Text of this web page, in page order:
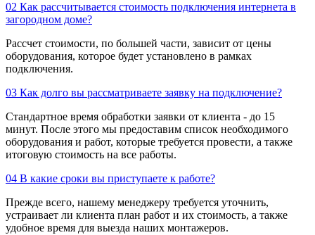
02 Как рассчитывается стоимость подключения интернета в
загородном доме?
Рассчет стоимости, по большей части, зависит от цены
оборудования, которое будет установлено в рамках
подключения.
03 Как долго вы рассматриваете заявку на подключение?
Стандартное время обработки заявки от клиента - до 15
минут. После этого мы предоставим список необходимого
оборудования и работ, которые требуется провести, а также
итоговую стоимость на все работы.
04 В какие сроки вы приступаете к работе?
Прежде всего, нашему менеджеру требуется уточнить,
устраивает ли клиента план работ и их стоимость, а также
удобное время для выезда наших монтажеров.